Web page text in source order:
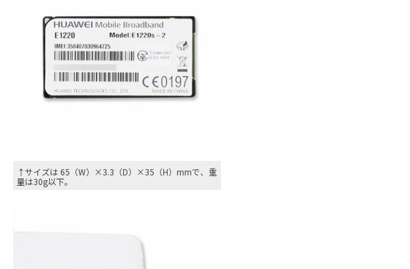
↑サイズは 65（W）×3.3（D）×35（H）mmで、重
量は30g以下。